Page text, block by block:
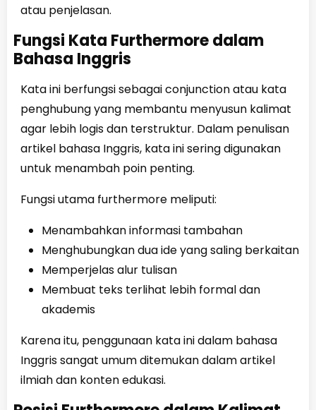
atau penjelasan.
Fungsi Kata Furthermore dalam
Bahasa Inggris
Kata ini berfungsi sebagai conjunction atau kata
penghubung yang membantu menyusun kalimat
agar lebih logis dan terstruktur. Dalam penulisan
artikel bahasa Inggris, kata ini sering digunakan
untuk menambah poin penting.
Fungsi utama furthermore meliputi:
Menambahkan informasi tambahan
Menghubungkan dua ide yang saling berkaitan
Memperjelas alur tulisan
Membuat teks terlihat lebih formal dan
akademis
Karena itu, penggunaan kata ini dalam bahasa
Inggris sangat umum ditemukan dalam artikel
ilmiah dan konten edukasi.